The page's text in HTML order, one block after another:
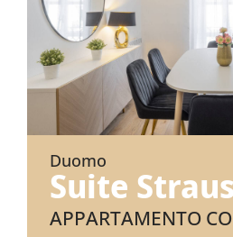
Duomo
Suite
APPARTAMENTO